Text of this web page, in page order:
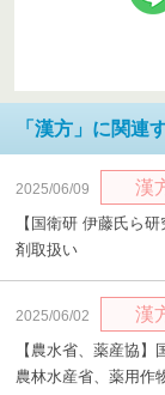
「漢方」に関連
2025/06/09 漢
【国衛研 伊藤氏ら
剤取扱い
2025/06/02 漢
【農水省、薬産協
農林水産省、薬用作